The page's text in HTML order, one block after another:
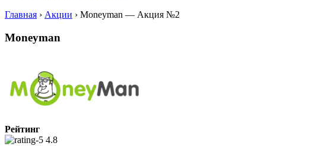
Главная › Акции › Moneyman — Акция №2
Moneyman
Рейтинг
4.8